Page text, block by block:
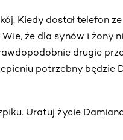
Kiedy dostał telefon
że dla synów i żony
drugie
potrzebny będzie
Uratuj życie